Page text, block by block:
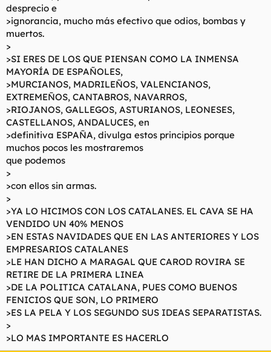
desprecio e
>ignorancia, mucho más efectivo que odios, bombas y
muertos.
>
>SI ERES DE LOS QUE PIENSAN COMO LA INMENSA
MAYORÍA DE ESPAÑOLES,
>MURCIANOS, MADRILEÑOS, VALENCIANOS,
EXTREMEÑOS, CANTABROS, NAVARROS,
>RIOJANOS, GALLEGOS, ASTURIANOS, LEONESES,
CASTELLANOS, ANDALUCES, en
>definitiva ESPAÑA, divulga estos principios porque
muchos pocos les mostraremos
que podemos
>
>con ellos sin armas.
>
>YA LO HICIMOS CON LOS CATALANES. EL CAVA SE HA
VENDIDO UN 40% MENOS
>EN ESTAS NAVIDADES QUE EN LAS ANTERIORES Y LOS
EMPRESARIOS CATALANES
>LE HAN DICHO A MARAGAL QUE CAROD ROVIRA SE
RETIRE DE LA PRIMERA LINEA
>DE LA POLITICA CATALANA, PUES COMO BUENOS
FENICIOS QUE SON, LO PRIMERO
>ES LA PELA Y LOS SEGUNDO SUS IDEAS SEPARATISTAS.
>
>LO MAS IMPORTANTE ES HACERLO